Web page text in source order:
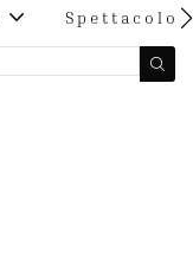
Spettacolo